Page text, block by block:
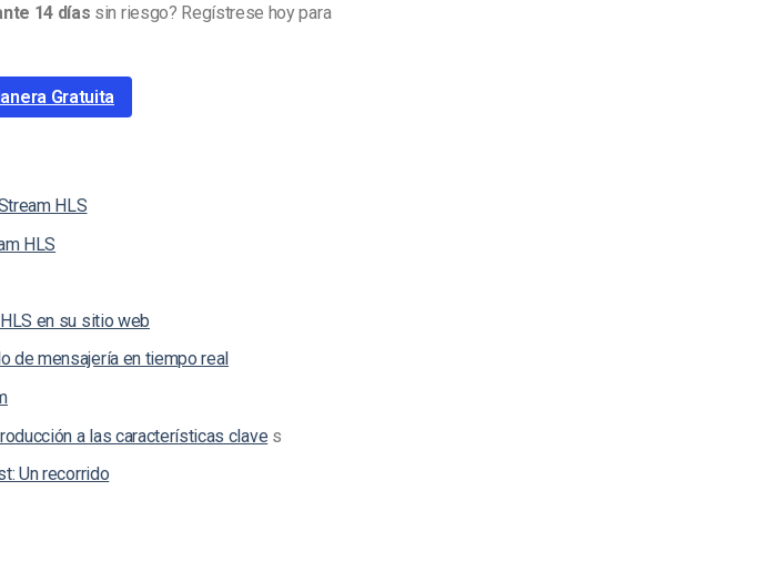
14 días sin riesgo? Regístrese hoy para
Gratuita
HLS
HLS
en su sitio web
de mensajería en tiempo real
a las características clave s
Un recorrido